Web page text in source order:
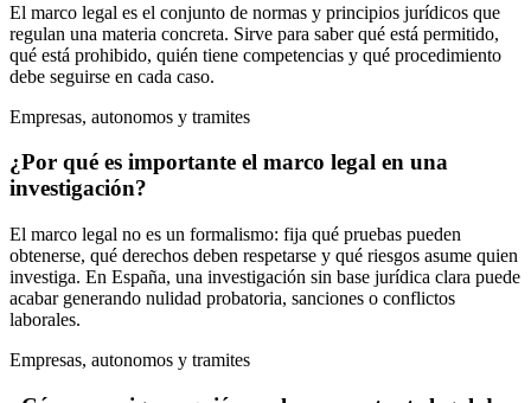
El marco legal es el conjunto de normas y principios jurídicos que
regulan una materia concreta. Sirve para saber qué está permitido,
qué está prohibido, quién tiene competencias y qué procedimiento
debe seguirse en cada caso.
Empresas, autonomos y tramites
¿Por qué es importante el marco legal en una
investigación?
El marco legal no es un formalismo: fija qué pruebas pueden
obtenerse, qué derechos deben respetarse y qué riesgos asume quien
investiga. En España, una investigación sin base jurídica clara puede
acabar generando nulidad probatoria, sanciones o conflictos
laborales.
Empresas, autonomos y tramites